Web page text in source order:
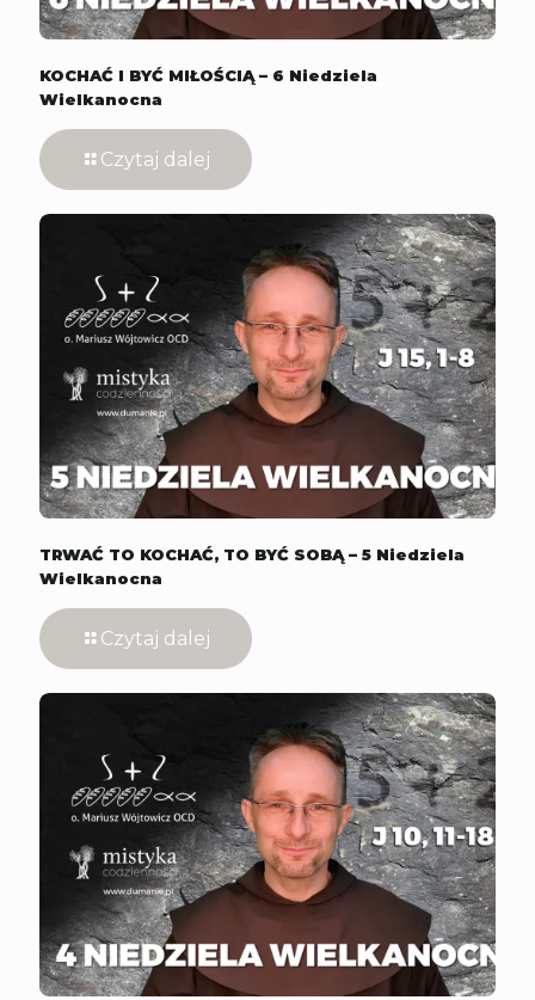
KOCHAĆ I BYĆ MIŁOŚCIĄ – 6 Niedziela
Wielkanocna
Czytaj dalej
TRWAĆ TO KOCHAĆ, TO BYĆ SOBĄ – 5 Niedziela
Wielkanocna
Czytaj dalej